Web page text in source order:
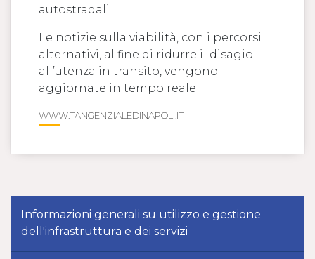
Informazioni generali su utilizzo e gestione
dell'infrastruttura e dei servizi
autostradali
Le notizie sulla viabilità, con i percorsi
alternativi, al fine di ridurre il disagio
all’utenza in transito, vengono
aggiornate in tempo reale
WWW.TANGENZIALEDINAPOLI.IT